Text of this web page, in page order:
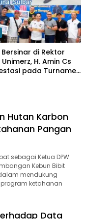
di Rektor
H. Amin Cs
pada Turnamen
Hutan Karbon
Pangan
sebagai Ketua DPW
Kebun Bibit
mendukung
ketahanan
Data